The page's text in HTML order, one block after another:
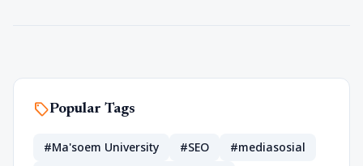
sellPopular Tags
#Ma'soem University #SEO
#mediasosial